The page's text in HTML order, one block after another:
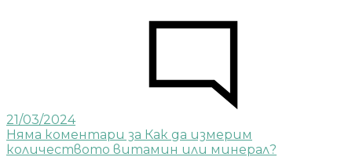
21/03/2024
Няма коментари за Как да измерим
количеството витамин или минерал?